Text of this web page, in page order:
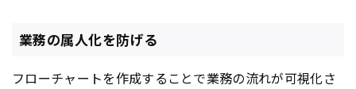
業務の属人化を防げる
フローチャートを作成することで業務の流れが可視化さ